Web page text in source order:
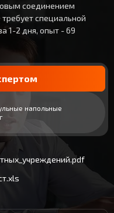
соединением
специальной
1-2 дня, опыт - 69
напольные